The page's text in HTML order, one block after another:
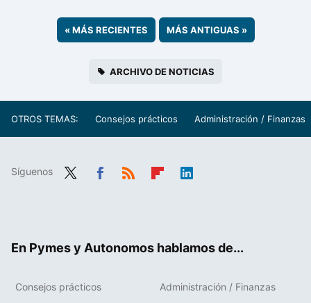
«MÁS RECIENTES MÁS ANTIGUAS »
ARCHIVO DE NOTICIAS
OTROS TEMAS: Consejos prácticos Administración / Finanzas
Síguenos
En Pymes y Autonomos hablamos de...
Consejos prácticos Administración / Finanzas